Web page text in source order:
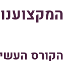
הקורס